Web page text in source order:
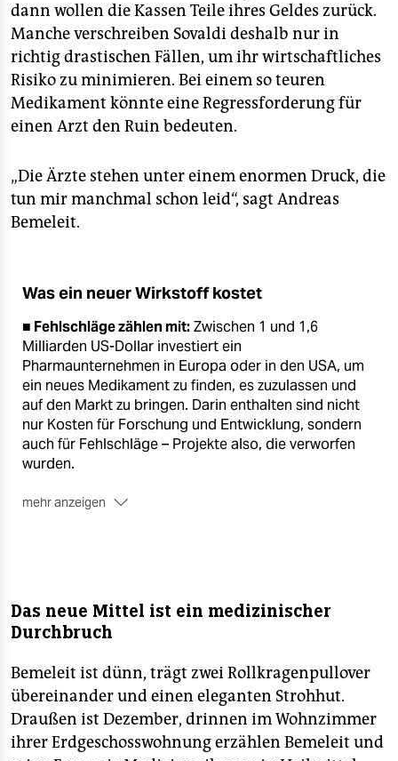
dann wollen die Kassen Teile ihres Geldes zurück.
Manche verschreiben Sovaldi deshalb nur in
richtig drastischen Fällen, um ihr wirtschaftliches
Risiko zu minimieren. Bei einem so teuren
Medikament könnte eine Regressforderung für
einen Arzt den Ruin bedeuten.
„Die Ärzte stehen unter einem enormen Druck, die
tun mir manchmal schon leid“, sagt Andreas
Bemeleit.
Was ein neuer Wirkstoff kostet
■ Fehlschläge zählen mit:Zwischen 1 und 1,6
Milliarden US-Dollar investiert ein
Pharmaunternehmen in Europa oder in den USA, um
ein neues Medikament zu finden, es zuzulassen und
auf den Markt zu bringen. Darin enthalten sind nicht
nur Kosten für Forschung und Entwicklung, sondern
auch für Fehlschläge – Projekte also, die verworfen
wurden.
mehr anzeigen
zehn oder mehr Jahre, weil Studienteilnehmer danach
noch lange beobachtet werden. Bis zu 20 Jahre lang
wird ein neuer Impfstoff entwickelt.
■ Weiterentwicklung ist teuer: Berücksichtigt werden
müssten, wenn es nach dem Verband der Hersteller
geht, auch Entwicklungskosten für vorhandene
Medikamente, für die ein neues Anwendungsgebiet,
eine andere Altersgruppe (beispielsweise Kinder)
Das neue Mittel ist ein medizinischer
Durchbruch
Bemeleit ist dünn, trägt zwei Rollkragenpullover
übereinander und einen eleganten Strohhut.
Draußen ist Dezember, drinnen im Wohnzimmer
ihrer Erdgeschosswohnung erzählen Bemeleit und